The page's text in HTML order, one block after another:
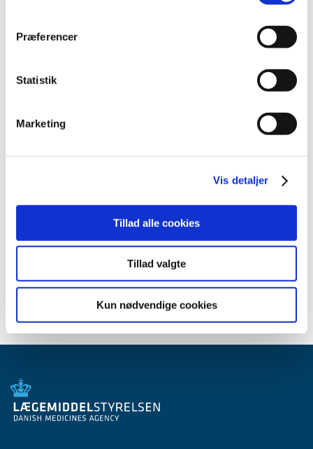
Præferencer
Statistik
Marketing
Vis detaljer
Tillad alle cookies
Tillad valgte
Kun nødvendige cookies
2015 (33)
2013 (49)
2009 (14)
2007 (3)
2005 (2)